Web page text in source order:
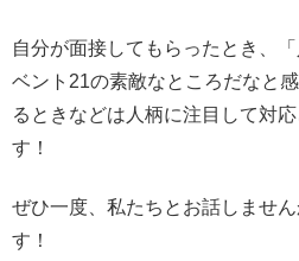
自分が面接してもらったとき、
ベント21の素敵なところだなと
るときなどは人柄に注目して対
す！
ぜひ一度、私たちとお話しませ
す！